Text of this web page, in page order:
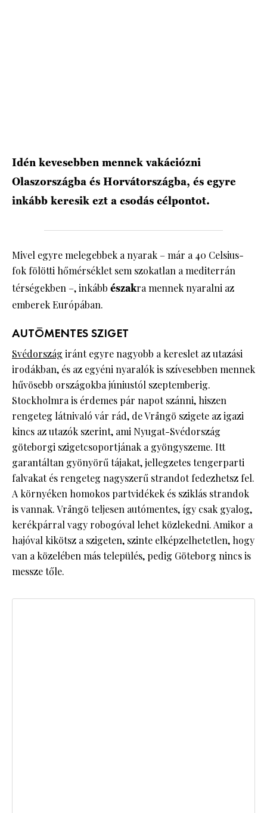
Idén kevesebben mennek vakációzni
Olaszországba és Horvátországba, és egyre
inkább keresik ezt a csodás célpontot.
Mivel egyre melegebbek a nyarak – már a 40 Celsius-
fok fölötti hőmérséklet sem szokatlan a mediterrán
térségekben –, inkább északra mennek nyaralni az
emberek Európában.
AUTÓMENTES SZIGET
Svédország iránt egyre nagyobb a kereslet az utazási
irodákban, és az egyéni nyaralók is szívesebben mennek
hűvösebb országokba júniustól szeptemberig.
Stockholmra is érdemes pár napot szánni, hiszen
rengeteg látnivaló vár rád, de Vrångö szigete az igazi
kincs az utazók szerint, ami Nyugat-Svédország
göteborgi szigetcsoportjának a gyöngyszeme. Itt
garantáltan gyönyörű tájakat, jellegzetes tengerparti
falvakat és rengeteg nagyszerű strandot fedezhetsz fel.
A környéken homokos partvidékek és sziklás strandok
is vannak. Vrångö teljesen autómentes, így csak gyalog,
kerékpárral vagy robogóval lehet közlekedni. Amikor a
hajóval kikötsz a szigeten, szinte elképzelhetetlen, hogy
van a közelében más település, pedig Göteborg nincs is
messze tőle.